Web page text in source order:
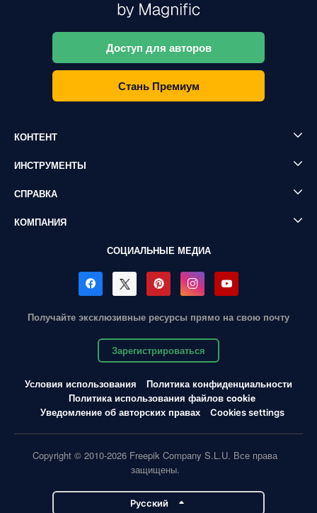
Доступ для авторов
Стань Премиум
КОНТЕНТ
ИНСТРУМЕНТЫ
СПРАВКА
КОМПАНИЯ
СОЦИАЛЬНЫЕ МЕДИА
Получайте эксклюзивные ресурсы прямо на свою почту
Зарегистрироваться
Условия использования
Политика конфиденциальности
Политика использования файлов cookie
Уведомление об авторских правах
Cookies settings
Copyright © 2010-2026 Freepik Company S.L.U. Все права
защищены.
Pусский